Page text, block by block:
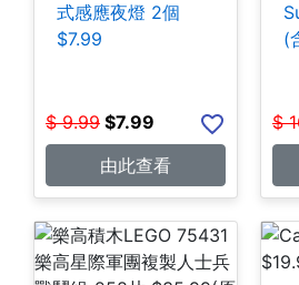
式感應夜燈 2個
$7.99
$ 9.99 $7.99
由此查看
(
$